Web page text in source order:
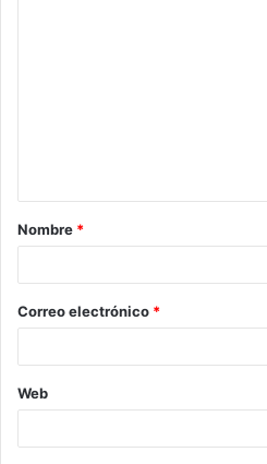
Nombre *
Correo electrónico *
Web